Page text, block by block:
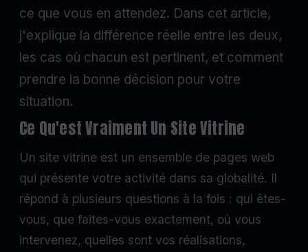
ce que vous en attendez. Dans cet article,
j'explique la différence réelle entre les deux,
les cas où chacun est pertinent, et comment
prendre la bonne décision pour votre
situation.
Ce Qu'est Vraiment Un Site Vitrine
Un site vitrine est un ensemble de pages web
qui présente votre activité dans sa globalité. Il
répond à plusieurs questions à la fois : qui êtes-
vous, que faites-vous exactement, où vous
intervenez, quelles sont vos réalisations,